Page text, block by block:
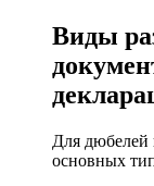
Виды
Для дюбелей
основных